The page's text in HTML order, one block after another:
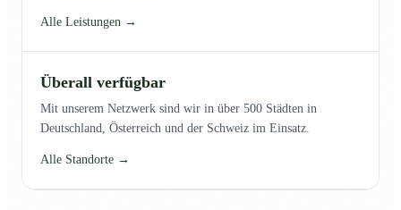
Alle Leistungen →
Überall verfügbar
Mit unserem Netzwerk sind wir in über 500 Städten in
Deutschland, Österreich und der Schweiz im Einsatz.
Alle Standorte →